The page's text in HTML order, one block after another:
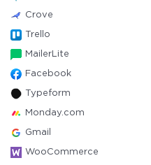
Crove
Trello
MailerLite
Facebook
Typeform
Monday.com
Gmail
WooCommerce